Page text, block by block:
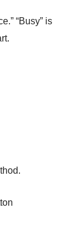
“Busy” is